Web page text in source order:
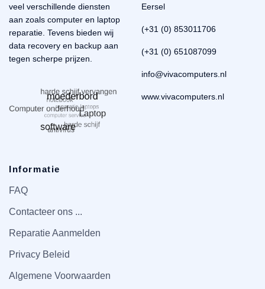
veel verschillende diensten
aan zoals computer en laptop
reparatie. Tevens bieden wij
data recovery en backup aan
tegen scherpe prijzen.
Eersel
(+31 (0) 853011706
(+31 (0) 651087099
info@vivacomputers.nl
www.vivacomputers.nl
Informatie
FAQ
Contacteer ons ...
Reparatie Aanmelden
Privacy Beleid
Algemene Voorwaarden